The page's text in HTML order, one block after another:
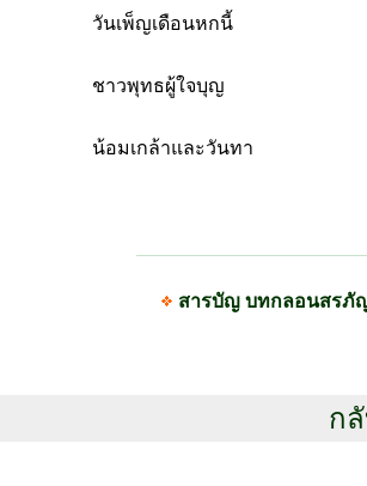
วันเพ็ญเดือนหกนี้
ชาวพุทธผู้ใจบุญ
น้อมเกล้าและวันทา
สารบัญ บทกลอนสร
ก